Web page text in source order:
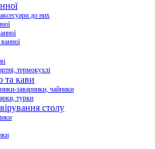
до них
термокухлі
та кави
заварники, чайники
турки
столу